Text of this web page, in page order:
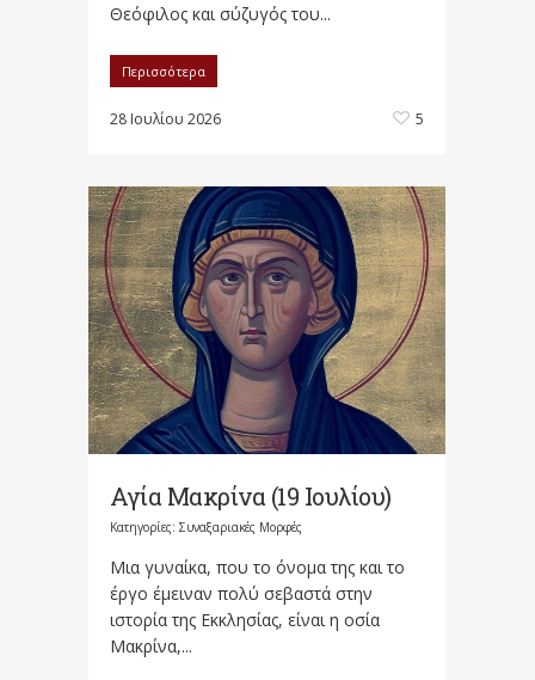
Θεόφιλος και σύζυγός του...
Περισσότερα
28 Ιουλίου 2026 5
Αγία Μακρίνα (19 Ιουλίου)
Κατηγορίες: Συναξαριακές Μορφές
Μια γυναίκα, που το όνομα της και το
έργο έμειναν πολύ σεβαστά στην
ιστορία της Εκκλησίας, είναι η οσία
Μακρίνα,...